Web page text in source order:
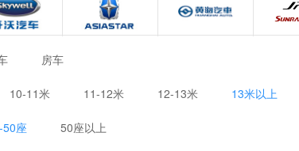
房车
10-11米 11-12米 12-13米 13米以上
座 50座以上